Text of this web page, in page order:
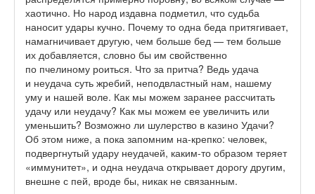
хаотично. Но народ издавна подметил, что судьба
наносит удары кучно. Почему то одна беда притягивает,
намагничивает другую, чем больше бед — тем больше
их добавляется, словно бы им свойственно
по пчелиному роиться. Что за притча? Ведь удача
и неудача суть жребий, неподвластный нам, нашему
уму и нашей воле. Как мы можем заранее рассчитать
удачу или неудачу? Как мы можем ее увеличить или
уменьшить? Возможно ли шулерство в казино Удачи?
Об этом ниже, а пока запомним на-крепко: человек,
подвергнутый удару неудачей, каким-то образом теряет
«иммунитет», и одна неудача открывает дорогу другим,
внешне с пей, вроде бы, никак не связанным.